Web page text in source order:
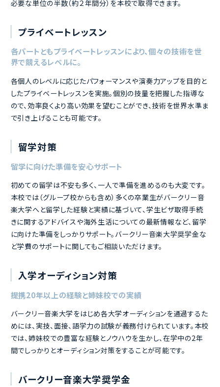
リー音楽大学の単位として認定される編入学制度により、卒業に
プライベートレッスン
各パートともプライベートレッスンにより、個々の技術を世
界で競えるレベルに。
各個人のレベルに応じたパフォーマンスや演奏力アップを目的と
したプライベートレッスンを実施。個別の技量を把握した指導な
ので、効率良くより高い効果を望むことができ、技術を世界水準ま
留学対策
留学に向けた準備を安心サポート
初めての留学は不安も多く、一人で準備を進めるのも大変です。
本校では（グループ校からも含め）多くの卒業生がバークリー音
楽大学へと留学した経験と実績に基づいて、学生ビザ取得手続
きに関するアドバイスや海外生活についての最新情報など、留学
に向けた準備をしっかりサポート。バークリー音楽大学奨学金な
入学オーディション対策
提携20年以上の経験と姉妹校での実績
バークリー音楽大学をはじめ各大学オーディションを通過するた
めには、実技、面接、語学力の試験が義務付けられています。本校
では、姉妹校での豊富な経験とノウハウを生かし、在学中の2年